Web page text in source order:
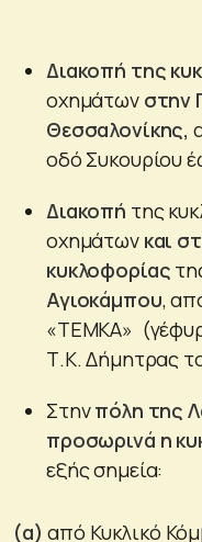
Διακοπή της
οχημάτων στην
Θεσσαλονίκης,
οδό Συκουρίου
Διακοπή της
οχημάτων και
κυκλοφορίας
Αγιοκάμπου,
«ΤΕΜΚΑ»
Τ.Κ. Δήμητρας
Στηνπόλη της
προσωρινά η
εξής σημεία:
(α) από Κυκλικό